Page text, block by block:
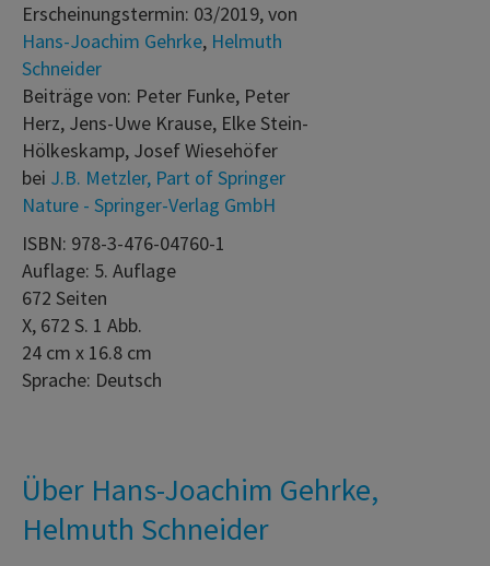
Erscheinungstermin: 03/2019, von
Hans-Joachim Gehrke, Helmuth
Schneider
Beiträge von: Peter Funke, Peter
Herz, Jens-Uwe Krause, Elke Stein-
Hölkeskamp, Josef Wiesehöfer
bei J.B. Metzler, Part of Springer
Nature - Springer-Verlag GmbH
ISBN: 978-3-476-04760-1
Auflage: 5. Auflage
672 Seiten
X, 672 S. 1 Abb.
24 cm x 16.8 cm
Sprache: Deutsch
Über Hans-Joachim Gehrke,
Helmuth Schneider